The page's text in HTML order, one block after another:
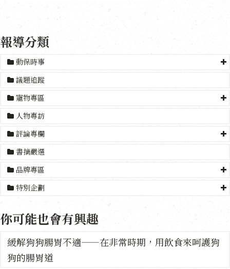
報導分類
動保時事
議題追蹤
寵物專區
人物專訪
評論專欄
書摘嚴選
品牌專區
特別企劃
你可能也會有興趣
緩解狗狗腸胃不適——在非常時期，用飲食來呵護狗
狗的腸胃道